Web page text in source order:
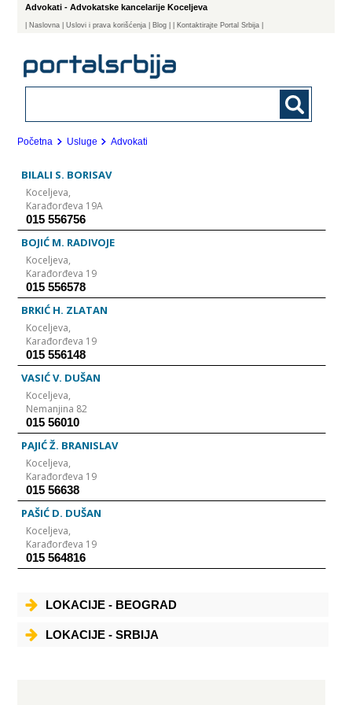
Advokati - Advokatske kancelarije Koceljeva
Naslovna | Uslovi i prava korišćenja Blog | Kontaktirajte Portal Srbija |
Početna Usluge Advokati
BILALI S. BORISAV
Koceljeva,
Karađorđeva 19A
015 556756
BOJIĆ M. RADIVOJE
Koceljeva,
Karađorđeva 19
015 556578
BRKIĆ H. ZLATAN
Koceljeva,
Karađorđeva 19
015 556148
VASIĆ V. DUŠAN
Koceljeva,
Nemanjina 82
015 56010
PAJIĆ Ž. BRANISLAV
Koceljeva,
Karađorđeva 19
015 56638
PAŠIĆ D. DUŠAN
Koceljeva,
Karađorđeva 19
015 564816
LOKACIJE - BEOGRAD
LOKACIJE - SRBIJA